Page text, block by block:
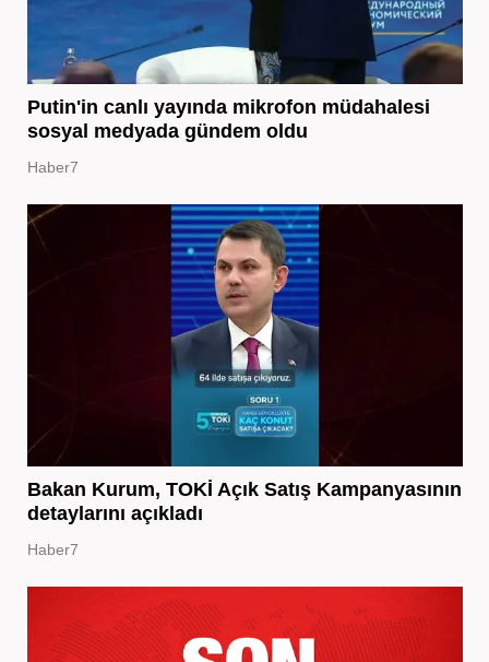
Putin'in canlı yayında mikrofon müdahalesi
sosyal medyada gündem oldu
Haber7
Bakan Kurum, TOKİ Açık Satış Kampanyasının
detaylarını açıkladı
Haber7